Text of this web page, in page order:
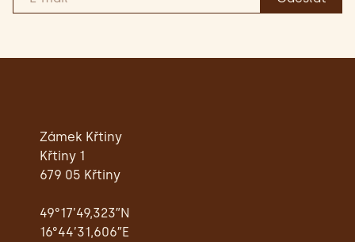
Zámek Křtiny
Křtiny 1
679 05 Křtiny
49°17’49,323″N
16°44’31,606″E